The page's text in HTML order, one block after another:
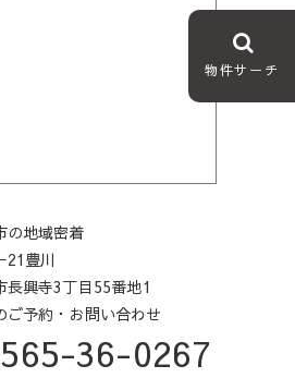
物件サーチ
の地域密着
21豊川
長興寺3丁目55番地1
ご予約・お問い合わせ
36-0267